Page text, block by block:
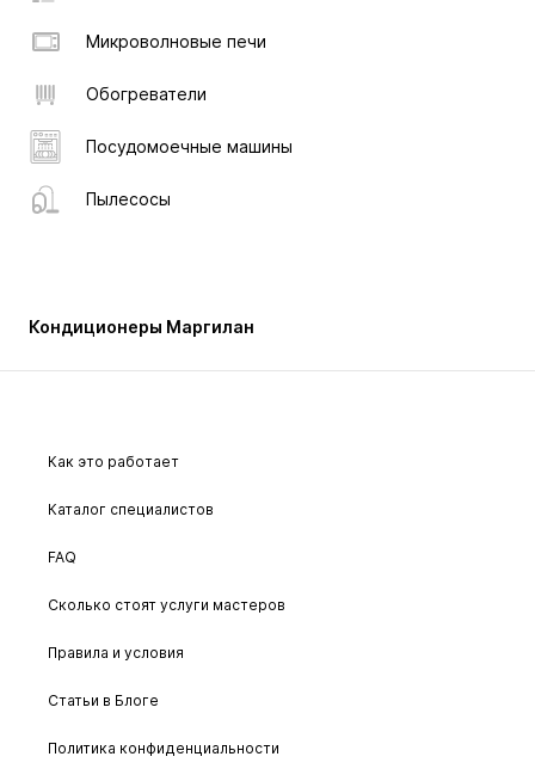
Микроволновые печи
Обогреватели
Посудомоечные машины
Пылесосы
Кондиционеры Маргилан
Как это работает
Каталог специалистов
FAQ
Сколько стоят услуги мастеров
Правила и условия
Статьи в Блоге
Политика конфиденциальности